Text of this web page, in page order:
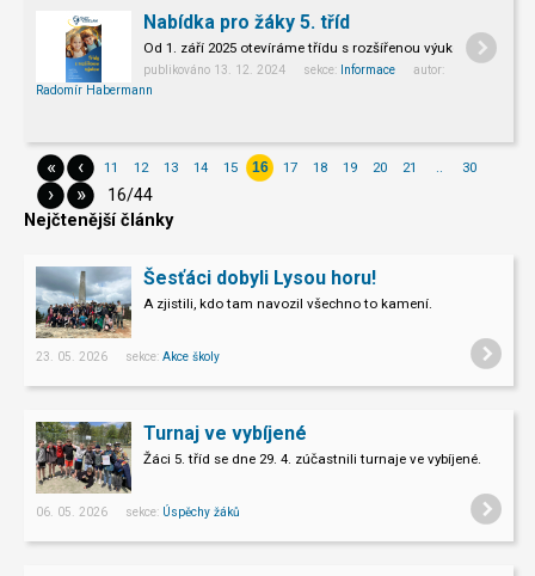
Nabídka pro žáky 5. tříd
Od 1. září 2025 otevíráme třídu s rozšířenou výukou i na 2.
publikováno 13. 12. 2024 sekce: Informace autor:
Radomír Habermann
« ‹ 11 12 13 14 15 16 17 18 19 20 21 .. 30
› »
16/44
Nejčtenější články
Šesťáci dobyli Lysou horu!
A zjistili, kdo tam navozil všechno to kamení.
23. 05. 2026 sekce: Akce školy
Turnaj ve vybíjené
Žáci 5. tříd se dne 29. 4. zúčastnili turnaje ve vybíjené.
06. 05. 2026 sekce: Úspěchy žáků